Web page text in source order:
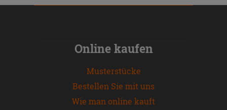
Online kaufen
Musterstücke
Bestellen Sie mit uns
Wie man online kauft